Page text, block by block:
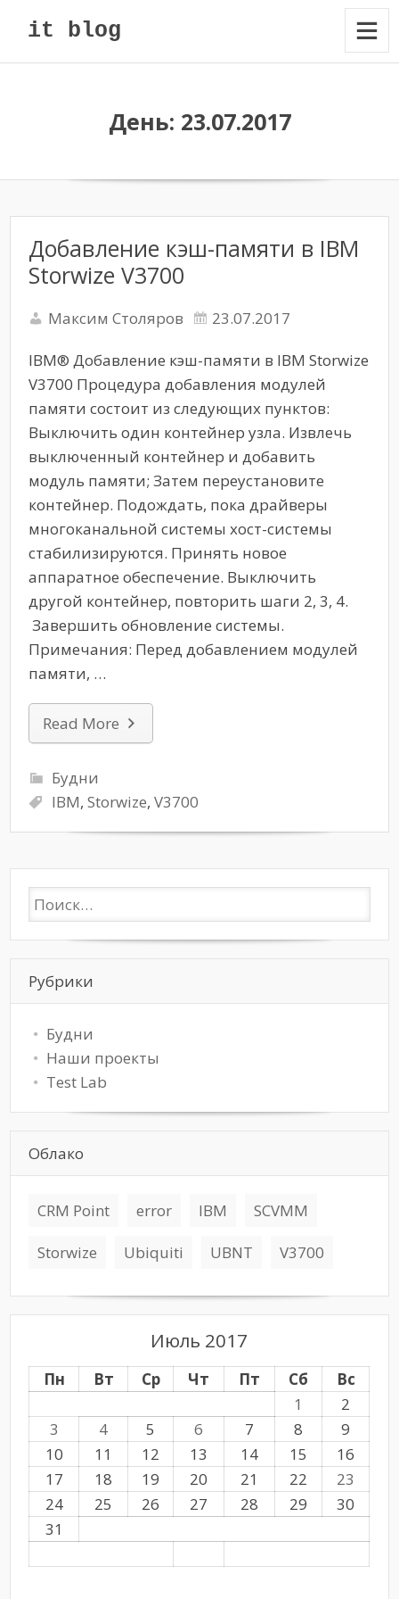
it blog
День: 23.07.2017
Добавление кэш-памяти в IBM
Storwize V3700
Максим Столяров 23.07.2017
IBM® Добавление кэш-памяти в IBM Storwize
V3700 Процедура добавления модулей
памяти состоит из следующих пунктов:
Выключить один контейнер узла. Извлечь
выключенный контейнер и добавить
модуль памяти; Затем переустановите
контейнер. Подождать, пока драйверы
многоканальной системы хост-системы
стабилизируются. Принять новое
аппаратное обеспечение. Выключить
другой контейнер, повторить шаги 2, 3, 4.
Завершить обновление системы.
Примечания: Перед добавлением модулей
памяти, …
Read More
Будни
IBM,Storwize,V3700
Рубрики
Будни
Наши проекты
Test Lab
Облако
CRM Point error IBM SCVMM
Storwize Ubiquiti UBNT V3700
Июль 2017
Пн Вт Ср Чт Пт Сб
Вс
1
2
3
4 5 6 7 8
9
10
11 12 13 14 15
16
17
18 19 20 21 22
23
24
25 26 27 28 29
30
31